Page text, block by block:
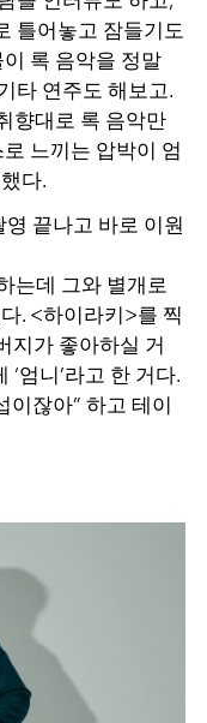
틀어놓고 잠들기도
록 음악을 정말
타 연주도 해보고.
향대로 록 음악만
느끼는 압박이 엄
다.
끝나고 바로 이원
는데 그와 별개로
. <하이라키>를 찍
지가 좋아하실 거
엄니’라고 한 거다.
이잖아” 하고 테이